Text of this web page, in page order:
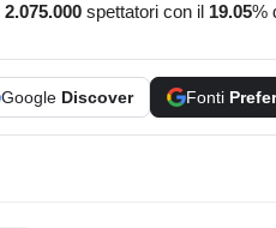
2.075.000 spettatori con il 19.05%
Google Discover Fonti